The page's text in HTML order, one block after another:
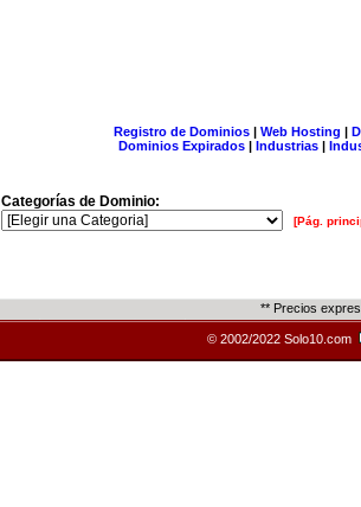
Registro de Dominios| Web Hosting |
Dominios Expirados | Industrias |
Categorías de Dominio:
[Pág.
** Precios
© 2002/2022 Solo10.com